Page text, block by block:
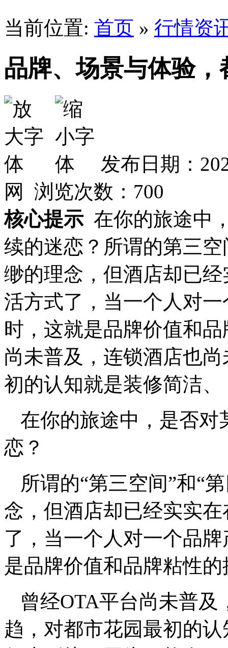
当前位置: 首页 » 行情资
品牌、场景与体验
发布日期：
网 浏览次数： 700
核心提示 在你的旅途中
续的迷恋？所谓的第三
缈的理念，但酒店却已
活方式了，当一个人对
时，这就是品牌价值和
尚未普及，连锁酒店也
初的认知就是装修简洁、
在你的旅途中，是否对
恋？
所谓的“第三空间”和“
念，但酒店却已经实实
了，当一个人对一个品
是品牌价值和品牌粘性的
曾经OTA平台尚未普
趋，对都市花园最初的